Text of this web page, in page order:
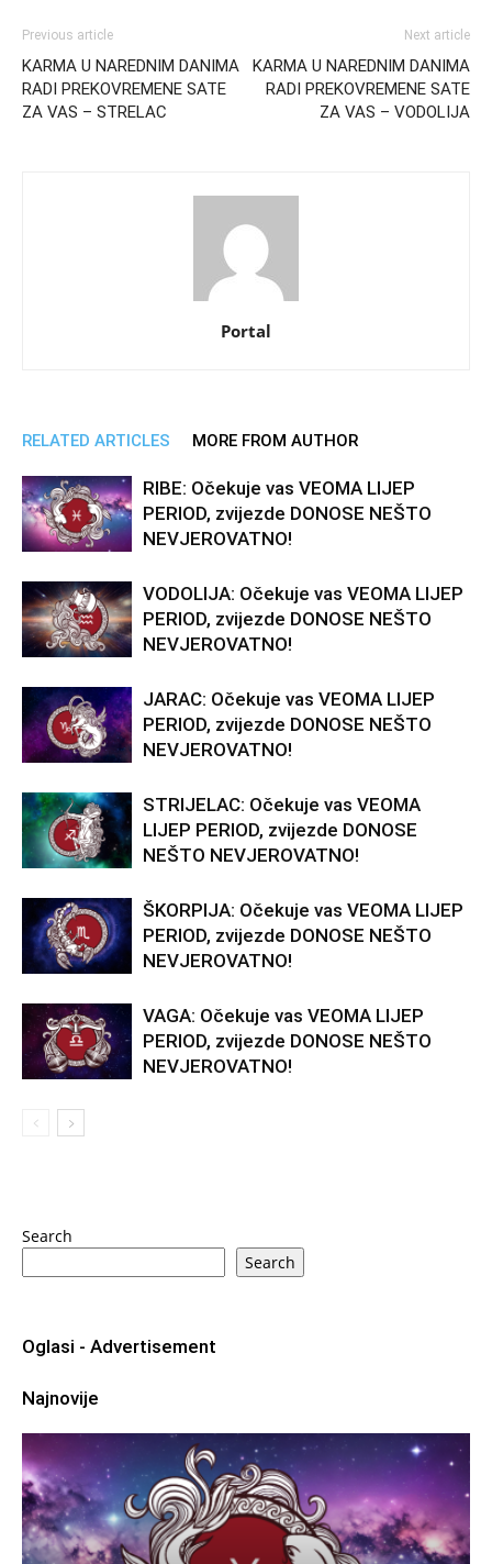
Previous article
KARMA U NAREDNIM DANIMA
RADI PREKOVREMENE SATE
ZA VAS – STRELAC
Next article
KARMA U NAREDNIM DANIMA
RADI PREKOVREMENE SATE
ZA VAS – VODOLIJA
Portal
RELATED ARTICLES MORE FROM AUTHOR
RIBE: Očekuje vas VEOMA LIJEP
PERIOD, zvijezde DONOSE NEŠTO
NEVJEROVATNO!
VODOLIJA: Očekuje vas VEOMA LIJEP
PERIOD, zvijezde DONOSE NEŠTO
NEVJEROVATNO!
JARAC: Očekuje vas VEOMA LIJEP
PERIOD, zvijezde DONOSE NEŠTO
NEVJEROVATNO!
STRIJELAC: Očekuje vas VEOMA
LIJEP PERIOD, zvijezde DONOSE
NEŠTO NEVJEROVATNO!
ŠKORPIJA: Očekuje vas VEOMA LIJEP
PERIOD, zvijezde DONOSE NEŠTO
NEVJEROVATNO!
VAGA: Očekuje vas VEOMA LIJEP
PERIOD, zvijezde DONOSE NEŠTO
NEVJEROVATNO!
Search
Search
Oglasi - Advertisement
Najnovije